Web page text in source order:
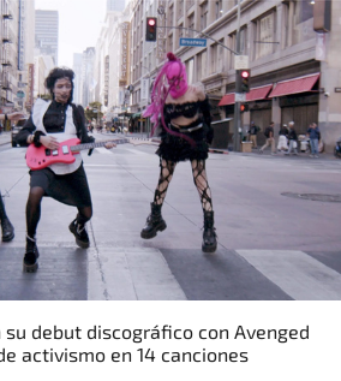
su debut discográfico con Avenged
activismo en 14 canciones